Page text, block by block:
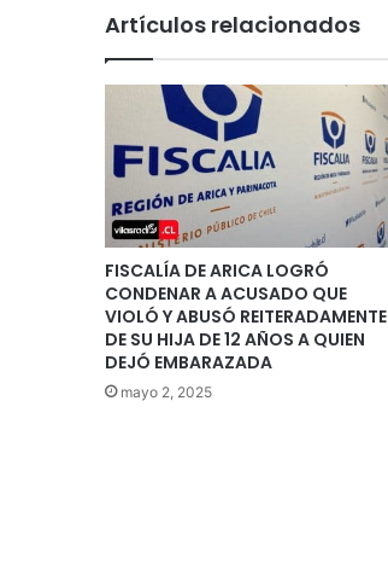
Artículos relacionados
FISCALÍA DE ARICA LOGRÓ
CONDENAR A ACUSADO QUE
VIOLÓ Y ABUSÓ REITERADAMENTE
DE SU HIJA DE 12 AÑOS A QUIEN
DEJÓ EMBARAZADA
mayo 2, 2025